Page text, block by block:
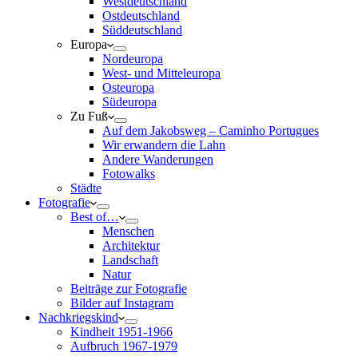
Ostdeutschland
Süddeutschland
Europa
Nordeuropa
West- und Mitteleuropa
Osteuropa
Südeuropa
Zu Fuß
Auf dem Jakobsweg – Caminho Portugues
Wir erwandern die Lahn
Andere Wanderungen
Fotowalks
Städte
Fotografie
Best of…
Menschen
Architektur
Landschaft
Natur
Beiträge zur Fotografie
Bilder auf Instagram
Nachkriegskind
Kindheit 1951-1966
Aufbruch 1967-1979